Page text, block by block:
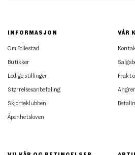
INFORMASJON
Om Follestad
Butikker
Ledige stillinger
Størrelsesanbefaling
Skjorteklubben
Åpenhetsloven
VÅR
Frakt